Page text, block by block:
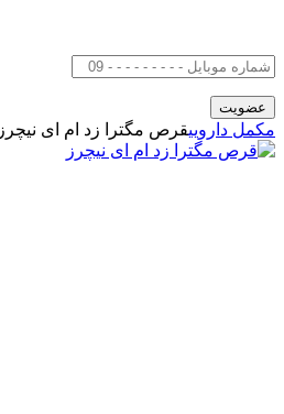
مکمل داروییقرص مگترا زد ام ای نیچرز